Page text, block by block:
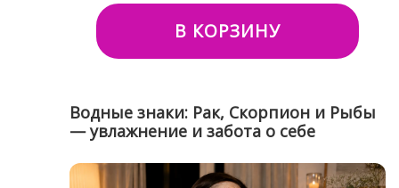
В КОРЗИНУ
Водные знаки: Рак, Скорпион и Рыбы
— увлажнение и забота о себе